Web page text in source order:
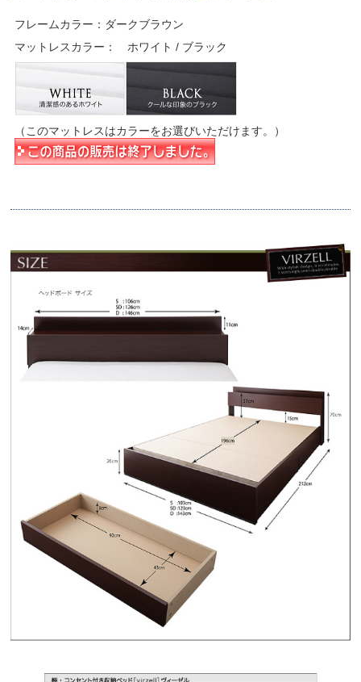
フレームカラー：ダークブラウン
マットレスカラー： ホワイト / ブラック
（このマットレスはカラーをお選びいただけます。）